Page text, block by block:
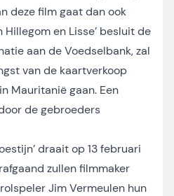
deze film gaat dan ook
en Lisse’ besluit de
aan de Voedselbank, zal
van de kaartverkoop
Mauritanië gaan. Een
de gebroeders
draait op 13 februari
zullen filmmaker
Jim Vermeulen hun